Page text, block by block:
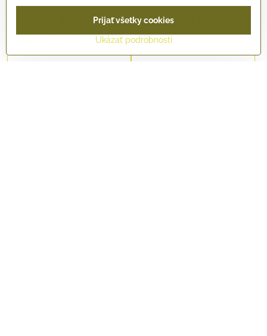
Jing - Jang Sviečka AA Michael
Ukázať podrobnosti
Prijať všetky cookies